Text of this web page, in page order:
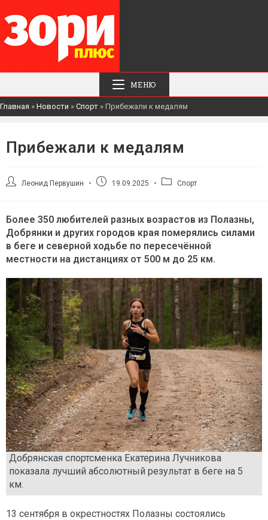
МЕНЮ
Главная » Новости » Спорт » Прибежали к медалям
Прибежали к медалям
АвторЛеонид Первушин
Запись19.09.2025
Рубрика
Спорт
Более 350 любителей разных возрастов из Полазны,
Добрянки и других городов края померялись силами
в беге и северной ходьбе по пересечённой
местности на дистанциях от 500 м до 25 км.
Добрянская спортсменка Екатерина Лучникова
показала лучший абсолютный результат в беге на 5
км.
13 сентября в окрестностях Полазны состоялись